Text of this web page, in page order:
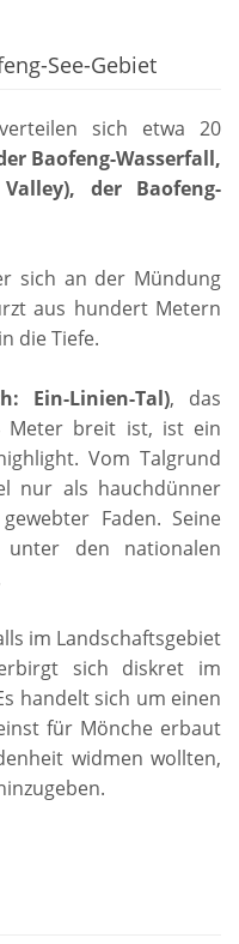
See-Gebiet
sich etwa 20
Baofeng-Wasserfall,
der Baofeng-
sich an der Mündung
aus hundert Metern
die Tiefe.
Ein-Linien-Tal), das
Meter breit ist, ist ein
Vom Talgrund
nur als hauchdünner
Faden. Seine
den nationalen
im Landschaftsgebiet
sich diskret im
handelt sich um einen
für Mönche erbaut
widmen wollten,